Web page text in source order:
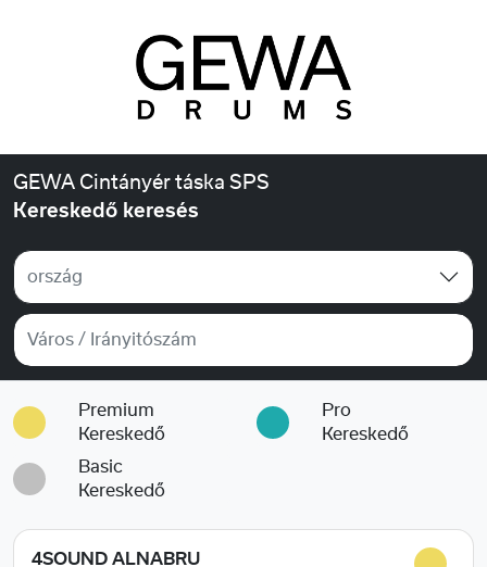
GEWA Cintányér táska SPS
Kereskedő keresés
ország
Premium
Kereskedő
Pro
Kereskedő
Basic
Kereskedő
4SOUND ALNABRU